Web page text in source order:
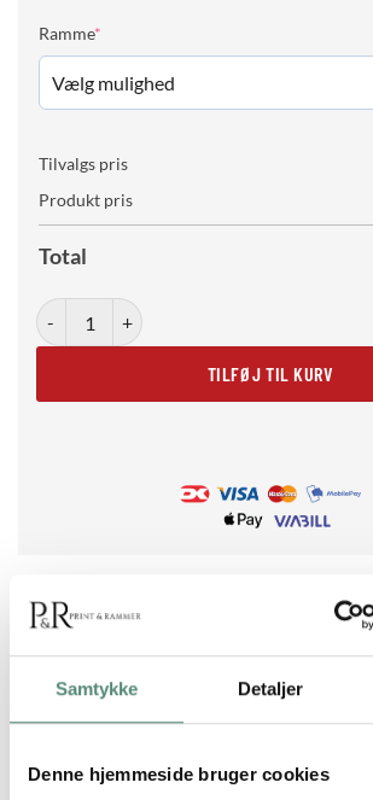
Samtykke Detaljer
Denne hjemmeside bruger cookies
Ramme*
Tilvalgs pris
Produkt pris
Total
Blooms in Red No. 02 antal
TILFØJ TIL KURV
BESKRIVELSE